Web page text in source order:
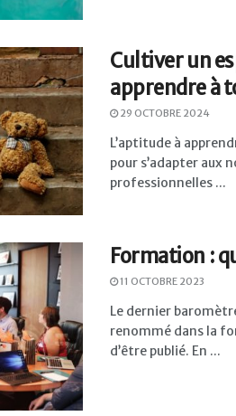
Cultiver un
apprendre à
29 OCTOBRE 2024
L’aptitude à
pour s’adapter aux
professionnelles ...
Formation :
11 OCTOBRE 2023
Le dernier
renommé dans la
d’être publié. En ...